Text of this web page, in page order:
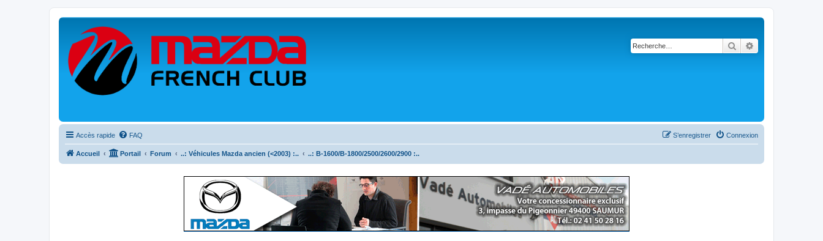
Rechercher
Accès rapide FAQ Connexion
S’enregistrer
Accueil Portail Forum ..: Véhicules Mazda ancien (<2003) :.. ..: B-1600/B-1800/2500/2600/2900 :..